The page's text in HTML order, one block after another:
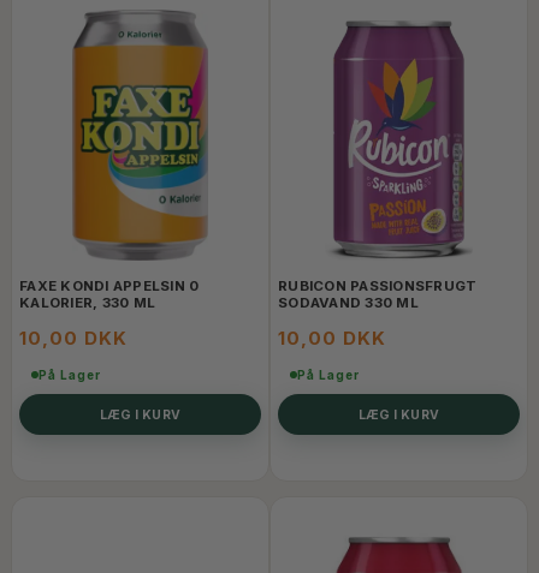
FAXE KONDI APPELSIN 0
KALORIER, 330 ML
10,00 DKK
På Lager
LÆG I KURV
RUBICON PASSIONSFRUGT
SODAVAND 330 ML
10,00 DKK
På Lager
LÆG I KURV